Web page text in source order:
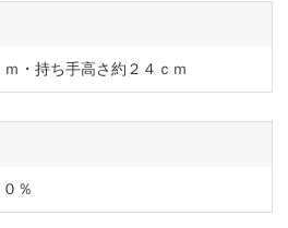
・持ち手高さ約２４ｃｍ
％